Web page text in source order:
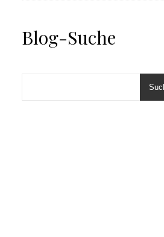
Blog-Suche